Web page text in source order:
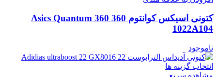
کتونی اسیکس کوانتوم 360 Asics Quantum 360
1022A104
ناموجود
انتخاب گزینه ها
مشاهده سریع